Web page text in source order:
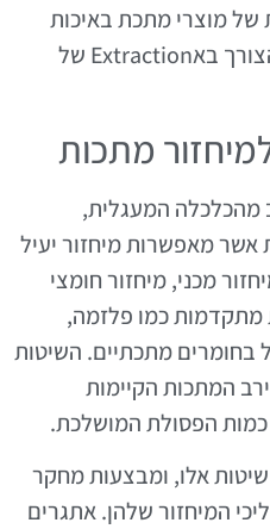
מוצרי מתכת באיכות
גבוהה יותר, שמפחיתים את הצורך באExtraction של
מתכות
מהכלכלה המעגלית,
אשר מאפשרות מיחזור יעיל
מכני, מיחזור חומצי
מתקדמות כמו פלזמה,
בחומרים מתכתיים. השיטות
המתכות הקיימות
הפסולת המושלכת.
אלו, ומבצעות מחקר
המיחזור שלהן. אתגרים